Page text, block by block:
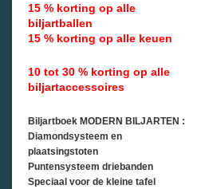
15 % korting op alle
biljartballen
15 % korting op alle keuen
10 tot 30 % korting op alle
biljartaccessoires
Biljartboek MODERN BILJARTEN :
Diamondsysteem en
plaatsingstoten
Puntensysteem driebanden
Speciaal voor de kleine tafel